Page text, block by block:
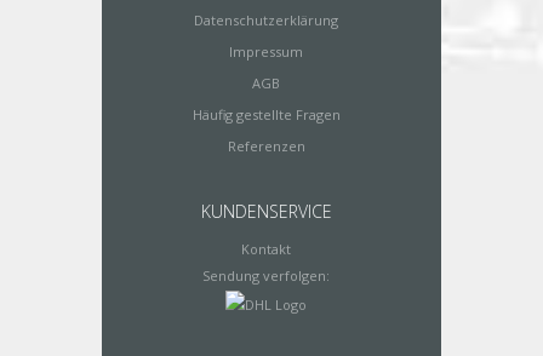
Datenschutzerklärung
Impressum
AGB
Häufig gestellte Fragen
Referenzen
KUNDENSERVICE
Kontakt
Sendung verfolgen: